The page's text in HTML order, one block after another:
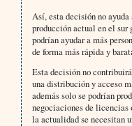
Así, esta decisión no
producción actual en el sur
podrían ayudar a más
de forma más rápida y
Esta decisión no
una distribución y acceso
además solo se podrían
negociaciones de
la actualidad se necesitan